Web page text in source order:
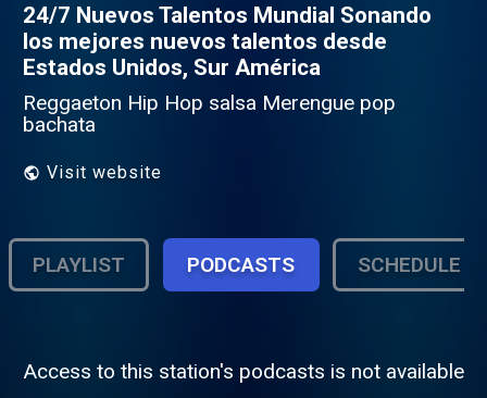
24/7 Nuevos Talentos Mundial Sonando
los mejores nuevos talentos desde
Estados Unidos, Sur América
Reggaeton Hip Hop salsa Merengue pop
bachata
Visit website
PLAYLIST PODCASTS SCHEDULE
Access to this station's podcasts is not available